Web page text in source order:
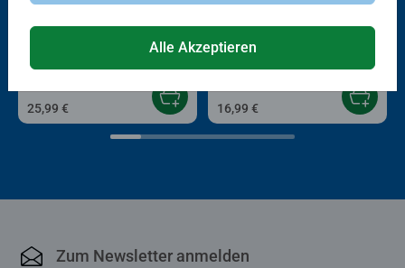
Puzzle-Ball Pokémon Pikachu
25,99 €
Gemütlicher Gartenschuppen
16,99 €
Zum Newsletter anmelden
Alle Akzeptieren